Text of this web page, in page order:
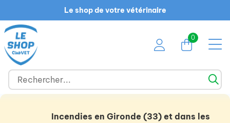
Le shop de votre vétérinaire
0
Incendies en Gironde (33) et dans les